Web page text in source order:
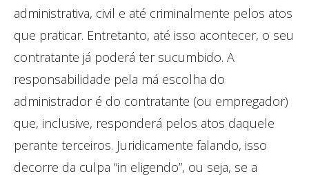
administrativa, civil e até criminalmente pelos atos
que praticar. Entretanto, até isso acontecer, o seu
contratante já poderá ter sucumbido. A
responsabilidade pela má escolha do
administrador é do contratante (ou empregador)
que, inclusive, responderá pelos atos daquele
perante terceiros. Juridicamente falando, isso
decorre da culpa “in eligendo”, ou seja, se a